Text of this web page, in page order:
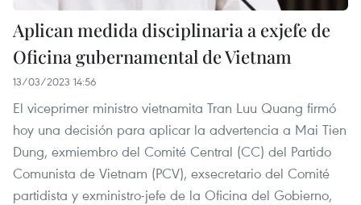
Aplican medida disciplinaria a exjefe de
Oficina gubernamental de Vietnam
13/03/2023 14:56
El viceprimer ministro vietnamita Tran Luu Quang firmó
hoy una decisión para aplicar la advertencia a Mai Tien
Dung, exmiembro del Comité Central (CC) del Partido
Comunista de Vietnam (PCV), exsecretario del Comité
partidista y exministro-jefe de la Oficina del Gobierno,